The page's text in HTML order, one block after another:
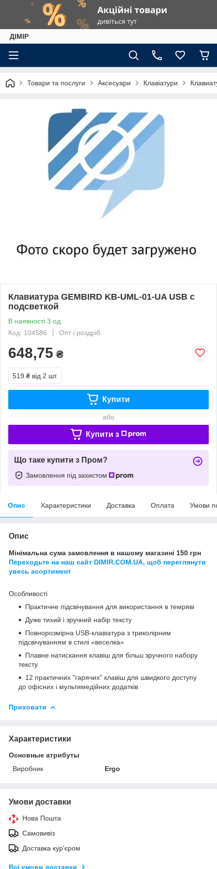
ДІМІР
Товари та послуги Аксесуари Клавіатури
Клавиатура GEMBIRD KB-UML-01-UA USB с
подсветкой
В наявності 3 од.
Код: 104586
Опт і роздріб
648,75 ₴
519 ₴ від 2 шт.
Купити
або
Купити з
Що таке купити з Пром?
Замовлення під захистом
Опис Характеристики Доставка Оплата Умови
Опис
Мінімальна сума замовлення в нашому магазині 150 грн
Переходьте на наш сайт DIMIR.COM.UA, щоб переглянути
увесь асортимент
Особливості
Практичне підсвічування для використання в темряві
Дуже тихий і зручний набір тексту
Повнорозмірна USB-клавіатура з триколірним
підсвічуванням в стилі «веселка»
Плавне натискання клавіш для більш зручного набору
тексту
12 практичних "гарячих" клавіш для швидкого доступу
до офісних і мультимедійних додатків
Приховати
Характеристики
Основные атрибуты
Виробник
Ergo
Умови доставки
Нова Пошта
Самовивіз
Доставка кур'єром
Всі умови доставки